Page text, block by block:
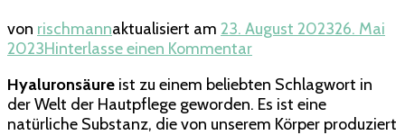
von rischmannaktualisiert am 23. August 202326. Mai
2023Hinterlasse einen Kommentarzu
ultimative
Leitfaden
für
Hyaluronsäure ist zu einem beliebten Schlagwort in
der Welt der Hautpflege geworden. Es ist eine
natürliche Substanz, die von unserem Körper produziert